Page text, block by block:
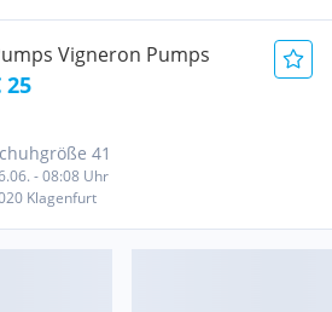
Vigneron Pumps
25
41
- 08:08 Uhr
Klagenfurt